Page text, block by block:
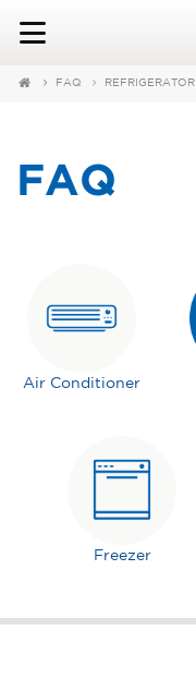
FAQ REFRIGERATOR
FAQ
Air Conditioner
Freezer